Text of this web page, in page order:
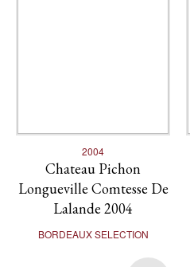
2004
Chateau Pichon
Longueville Comtesse De
Lalande 2004
BORDEAUX SELECTION